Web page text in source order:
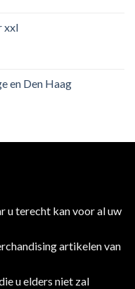
xxl
en Den Haag
u terecht kan voor al uw
artikelen van
u elders niet zal